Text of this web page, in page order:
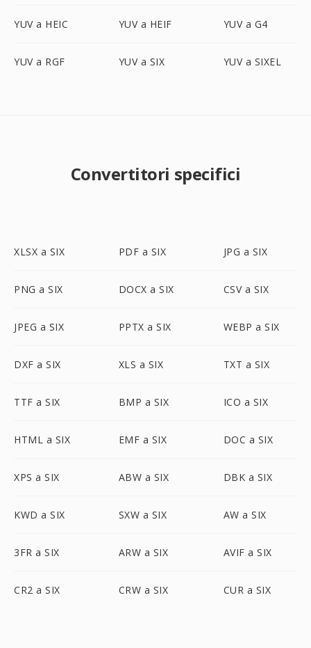
YUV a HEIC YUV a HEIF YUV a G4
YUV a RGF YUV a SIX YUV a SIXEL
Convertitori specifici
XLSX a SIX PDF a SIX JPG a SIX
PNG a SIX DOCX a SIX CSV a SIX
JPEG a SIX PPTX a SIX WEBP a SIX
DXF a SIX XLS a SIX TXT a SIX
TTF a SIX BMP a SIX ICO a SIX
HTML a SIX EMF a SIX DOC a SIX
XPS a SIX ABW a SIX DBK a SIX
KWD a SIX SXW a SIX AW a SIX
3FR a SIX ARW a SIX AVIF a SIX
CR2 a SIX CRW a SIX CUR a SIX